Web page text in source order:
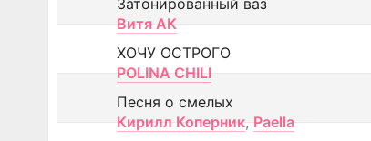
Затонированный ваз
Витя АК
ХОЧУ ОСТРОГО
POLINA CHILI
Песня о смелых
Кирилл Коперник, Paella